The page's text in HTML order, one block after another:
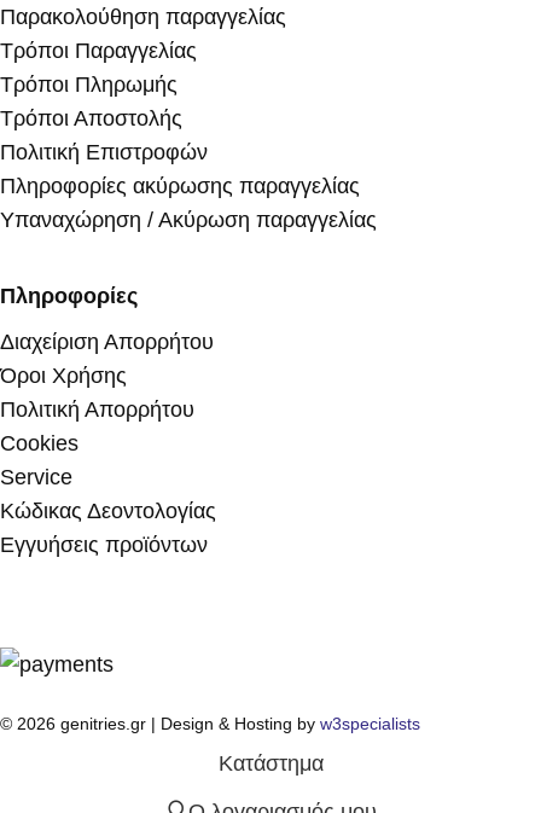
Παρακολούθηση παραγγελίας
Τρόποι Παραγγελίας
Τρόποι Πληρωμής
Τρόποι Αποστολής
Πολιτική Επιστροφών
Πληροφορίες ακύρωσης παραγγελίας
Υπαναχώρηση / Ακύρωση παραγγελίας
Πληροφορίες
Διαχείριση Απορρήτου
Όροι Χρήσης
Πολιτική Απορρήτου
Cookies
Service
Κώδικας Δεοντολογίας
Εγγυήσεις προϊόντων
© 2026 genitries.gr | Design & Hosting by w3specialists
Κατάστημα